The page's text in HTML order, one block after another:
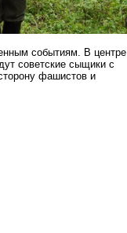
событиям. В центре
советские сыщики с
фашистов и